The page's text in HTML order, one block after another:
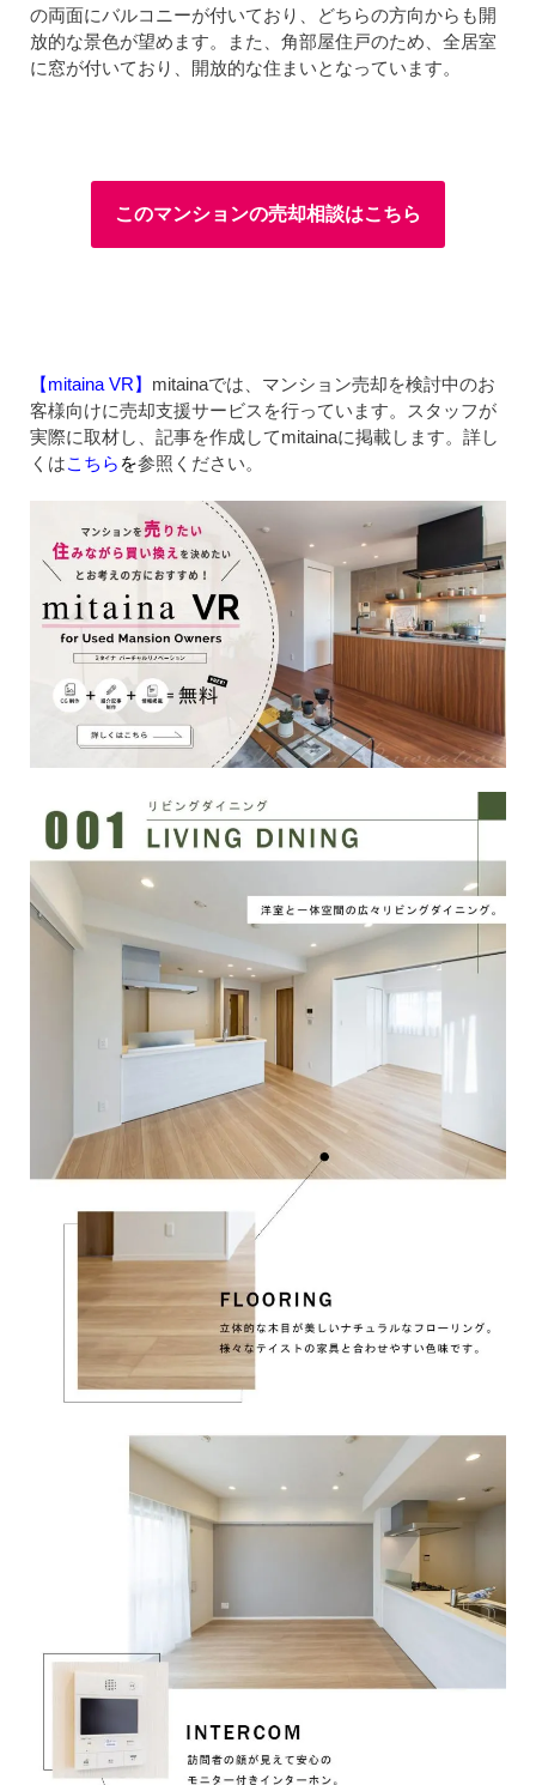
の両面にバルコニーが付いており、どちらの方向からも開
放的な景色が望めます。また、角部屋住戸のため、全居室
に窓が付いており、開放的な住まいとなっています。
このマンションの売却相談はこちら
【mitaina VR】 mitainaでは、マンション売却を検討中のお
客様向けに売却支援サービスを行っています。スタッフが
実際に取材し、記事を作成してmitainaに掲載します。詳し
くはこちら を参照ください。